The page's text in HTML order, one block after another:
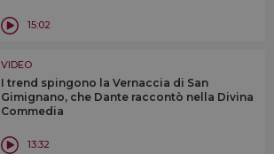
15:02
VIDEO
I trend spingono la Vernaccia di San
Gimignano, che Dante raccontò nella Divina
Commedia
13:32